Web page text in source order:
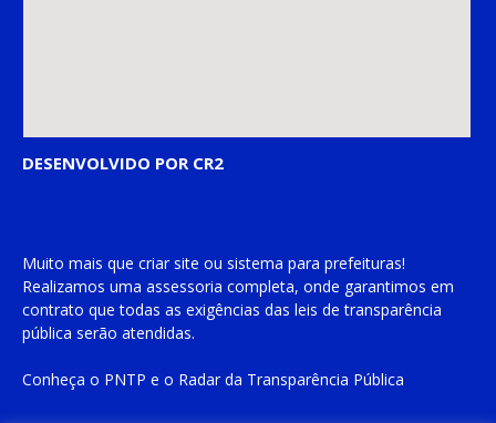
DESENVOLVIDO POR CR2
Muito mais que criar site ou sistema para prefeituras!
Realizamos uma assessoria completa, onde garantimos em
contrato que todas as exigências das leis de transparência
pública serão atendidas.
Conheça o PNTP e o Radar da Transparência Pública